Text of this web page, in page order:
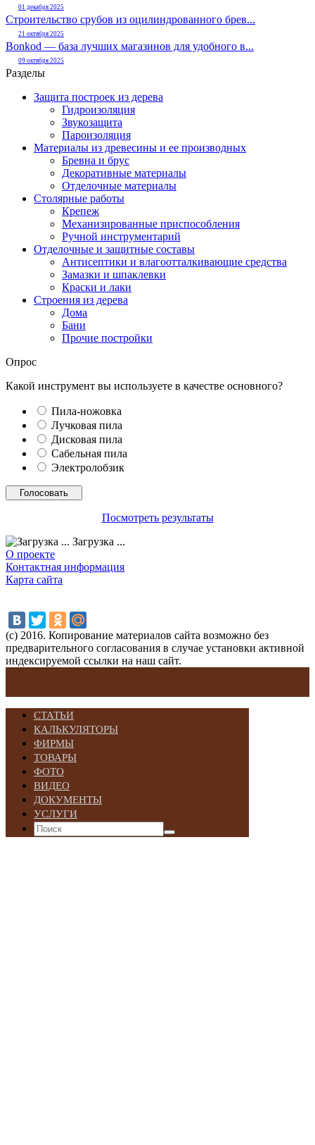
01 декабря 2025
Строительство срубов из оцилиндрованного брев...
21 октября 2025
Bonkod — база лучших магазинов для удобного в...
09 октября 2025
Разделы
Защита построек из дерева
Гидроизоляция
Звукозащита
Пароизоляция
Материалы из древесины и ее производных
Бревна и брус
Декоративные материалы
Отделочные материалы
Столярные работы
Крепеж
Механизированные приспособления
Ручной инструментарий
Отделочные и защитные составы
Антисептики и влагоотталкивающие средства
Замазки и шпаклевки
Краски и лаки
Строения из дерева
Дома
Бани
Прочие постройки
Опрос
Какой инструмент вы используете в качестве основного?
Пила-ножовка
Лучковая пила
Дисковая пила
Сабельная пила
Электролобзик
Посмотреть результаты
Загрузка ...
О проекте
Контактная информация
Карта сайта
(с) 2016. Копирование материалов сайта возможно без
предварительного согласования в случае установки активной
индексируемой ссылки на наш сайт.
СТАТЬИ
КАЛЬКУЛЯТОРЫ
ФИРМЫ
ТОВАРЫ
ФОТО
ВИДЕО
ДОКУМЕНТЫ
УСЛУГИ